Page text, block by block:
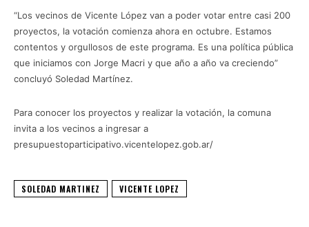
“Los vecinos de Vicente López van a poder votar entre casi 200
proyectos, la votación comienza ahora en octubre. Estamos
contentos y orgullosos de este programa. Es una política pública
que iniciamos con Jorge Macri y que año a año va creciendo”
concluyó Soledad Martínez.
Para conocer los proyectos y realizar la votación, la comuna
invita a los vecinos a ingresar a
presupuestoparticipativo.vicentelopez.gob.ar/
SOLEDAD MARTINEZ VICENTE LOPEZ